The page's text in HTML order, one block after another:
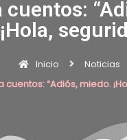
cuentos:
¡Hola,
Inicio
Noticias
cuentos: “Adiós, miedo.